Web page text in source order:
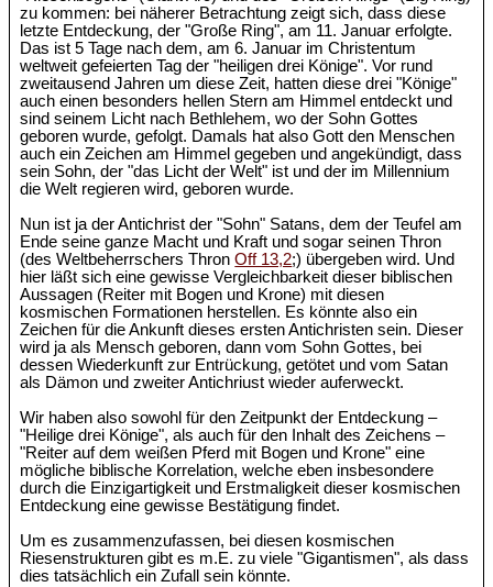
zu kommen: bei näherer Betrachtung zeigt sich, dass diese
letzte Entdeckung, der "Große Ring", am 11. Januar erfolgte.
Das ist 5 Tage nach dem, am 6. Januar im Christentum
weltweit gefeierten Tag der "heiligen drei Könige". Vor rund
zweitausend Jahren um diese Zeit, hatten diese drei "Könige"
auch einen besonders hellen Stern am Himmel entdeckt und
sind seinem Licht nach Bethlehem, wo der Sohn Gottes
geboren wurde, gefolgt. Damals hat also Gott den Menschen
auch ein Zeichen am Himmel gegeben und angekündigt, dass
sein Sohn, der "das Licht der Welt" ist und der im Millennium
die Welt regieren wird, geboren wurde.
Nun ist ja der Antichrist der "Sohn" Satans, dem der Teufel am
Ende seine ganze Macht und Kraft und sogar seinen Thron
(des Weltbeherrschers ThronOff 13,2;) übergeben wird. Und
hier läßt sich eine gewisse Vergleichbarkeit dieser biblischen
Aussagen (Reiter mit Bogen und Krone) mit diesen
kosmischen Formationen herstellen. Es könnte also ein
Zeichen für die Ankunft dieses ersten Antichristen sein. Dieser
wird ja als Mensch geboren, dann vom Sohn Gottes, bei
dessen Wiederkunft zur Entrückung, getötet und vom Satan
als Dämon und zweiter Antichriust wieder auferweckt.
Wir haben also sowohl für den Zeitpunkt der Entdeckung –
"Heilige drei Könige", als auch für den Inhalt des Zeichens –
"Reiter auf dem weißen Pferd mit Bogen und Krone" eine
mögliche biblische Korrelation, welche eben insbesondere
durch die Einzigartigkeit und Erstmaligkeit dieser kosmischen
Entdeckung eine gewisse Bestätigung findet.
Um es zusammenzufassen, bei diesen kosmischen
Riesenstrukturen gibt es m.E. zu viele "Gigantismen", als dass
dies tatsächlich ein Zufall sein könnte.